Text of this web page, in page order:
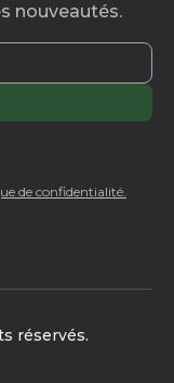
nouveautés.
de confidentialité.
réservés.